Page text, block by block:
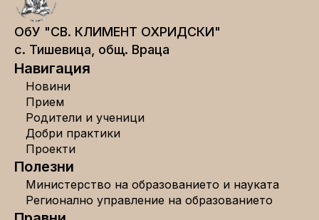
ОбУ "СВ. КЛИМЕНТ ОХРИДСКИ"
с. Тишевица, общ. Враца
Навигация
Новини
Прием
Родители и ученици
Добри практики
Проекти
Полезни
Министерство на образованието и науката
Регионално управление на образованието